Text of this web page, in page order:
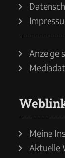
Anzeige
Meine
Aktuelle